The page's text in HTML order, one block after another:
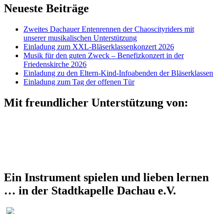
Neueste Beiträge
Zweites Dachauer Entenrennen der Chaoscityriders mit
unserer musikalischen Unterstützung
Einladung zum XXL-Bläserklassenkonzert 2026
Musik für den guten Zweck – Benefizkonzert in der
Friedenskirche 2026
Einladung zu den Eltern-Kind-Infoabenden der Bläserklassen
Einladung zum Tag der offenen Tür
Mit freundlicher Unterstützung von:
Ein Instrument spielen und lieben lernen
… in der Stadtkapelle Dachau e.V.